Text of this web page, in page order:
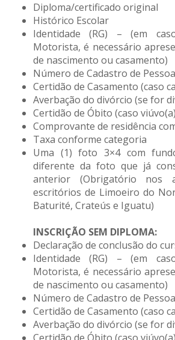
Diploma/certificado original
Histórico Escolar
Identidade (RG) – (em
Motorista, é necessário
de nascimento ou casamento)
Número de Cadastro de
Certidão de Casamento (caso
Averbação do divórcio (se for
Certidão de Óbito (caso
Comprovante de residência
Taxa conforme categoria
Uma (1) foto 3×4 com
diferente da foto que já
anterior (Obrigatório nos
escritórios de Limoeiro do
Baturité, Crateús e Iguatu)
INSCRIÇÃO SEM DIPLOMA:
Declaração de conclusão do
Identidade (RG) – (em
Motorista, é necessário
de nascimento ou casamento)
Número de Cadastro de
Certidão de Casamento (caso
Averbação do divórcio (se for